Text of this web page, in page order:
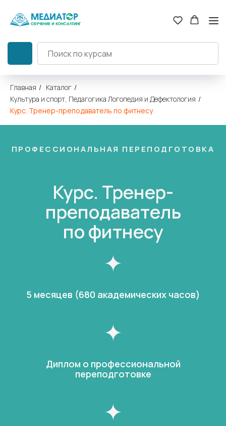
Главная / Каталог /
Культура и спорт, Педагогика Логопедия и Дефектология /
Курс. Тренер-преподаватель по фитнесу
ПРОФЕССИОНАЛЬНАЯ ПЕРЕПОДГОТОВКА
Курc. Тренер-
преподаватель
по фитнесу
5 месяцев (680 академических часов)
Диплом о профессиональной
переподготовке